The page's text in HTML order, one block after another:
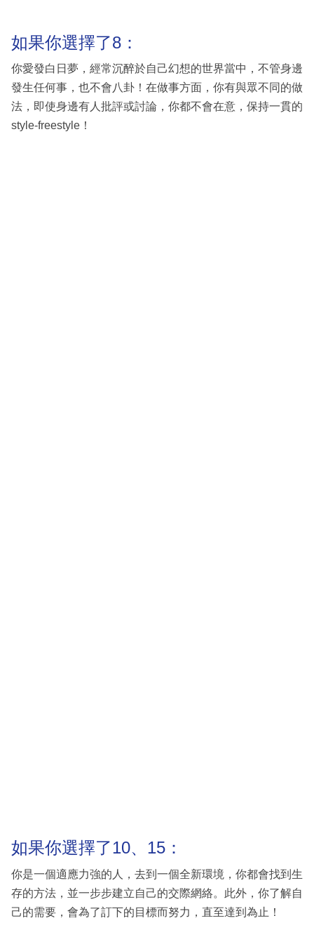
如果你選擇了8：
你愛發白日夢，經常沉醉於自己幻想的世界當中，不管身邊
發生任何事，也不會八卦！在做事方面，你有與眾不同的做
法，即使身邊有人批評或討論，你都不會在意，保持一貫的
style-freestyle！
如果你選擇了10、15：
你是一個適應力強的人，去到一個全新環境，你都會找到生
存的方法，並一步步建立自己的交際網絡。此外，你了解自
己的需要，會為了訂下的目標而努力，直至達到為止！